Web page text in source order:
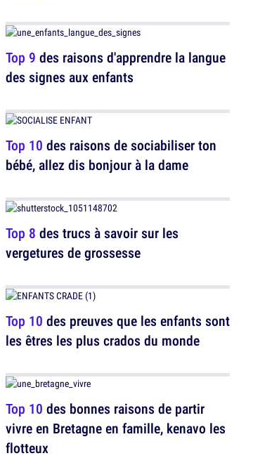
Top 9 des raisons d'apprendre la langue
des signes aux enfants
Top 10 des raisons de sociabiliser ton
bébé, allez dis bonjour à la dame
Top 8 des trucs à savoir sur les
vergetures de grossesse
Top 10 des preuves que les enfants sont
les êtres les plus crados du monde
Top 10 des bonnes raisons de partir
vivre en Bretagne en famille, kenavo les
flotteux